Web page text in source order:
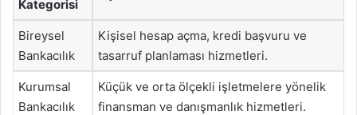
Kategorisi
Bireysel
Bankacılık
Kişisel hesap açma, kredi başvuru ve
tasarruf planlaması hizmetleri.
Kurumsal
Bankacılık
Küçük ve orta ölçekli işletmelere yönelik
finansman ve danışmanlık hizmetleri.